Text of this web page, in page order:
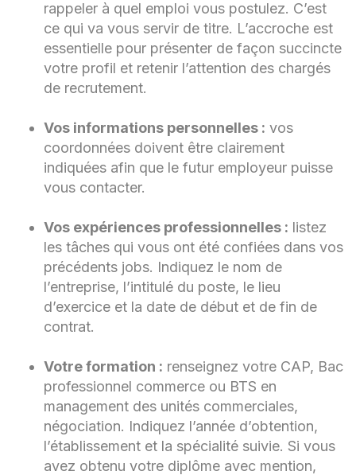
rappeler à quel emploi vous postulez. C’est
ce qui va vous servir de titre. L’accroche est
essentielle pour présenter de façon succincte
votre profil et retenir l’attention des chargés
de recrutement.
Vos informations personnelles : vos
coordonnées doivent être clairement
indiquées afin que le futur employeur puisse
vous contacter.
Vos expériences professionnelles : listez
les tâches qui vous ont été confiées dans vos
précédents jobs. Indiquez le nom de
l’entreprise, l’intitulé du poste, le lieu
d’exercice et la date de début et de fin de
contrat.
Votre formation : renseignez votre CAP, Bac
professionnel commerce ou BTS en
management des unités commerciales,
négociation. Indiquez l’année d’obtention,
l’établissement et la spécialité suivie. Si vous
avez obtenu votre diplôme avec mention,